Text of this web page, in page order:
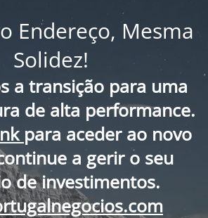
Endereço, Mesma
Solidez!
a transição para uma
de alta performance.
para aceder ao novo
a gerir o seu
de investimentos.